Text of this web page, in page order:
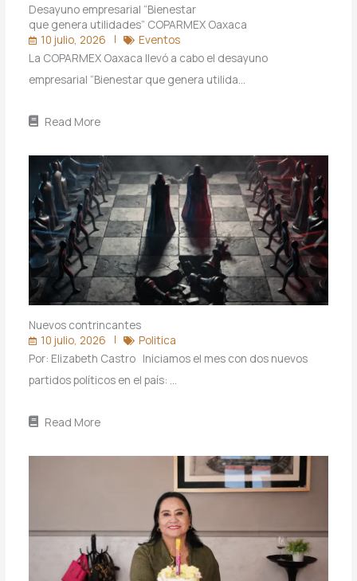
Desayuno empresarial “Bienestar
que genera utilidades” COPARMEX Oaxaca
10 julio, 2026
Eventos
La COPARMEX Oaxaca llevó a cabo el desayuno
empresarial “Bienestar que genera utilida…
Read More
Nuevos contrincantes
10 julio, 2026
Politica
Por: Elizabeth Castro Iniciamos el mes con dos nuevos
partidos políticos en el país: …
Read More